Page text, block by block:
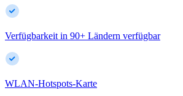
Verfügbarkeit in 90+ Ländern verfügbar
WLAN-Hotspots-Karte